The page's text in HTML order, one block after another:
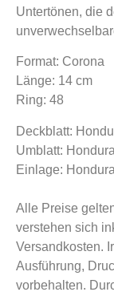
Untertönen, die
Format: Corona
Länge: 14 cm
Ring: 48
Deckblatt:
Umblatt:
Einlage:
Alle Preise
verstehen sich
Versandkosten.
Ausführung,
vorbehalten.